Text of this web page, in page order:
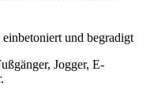
und begradigt
Jogger, E-